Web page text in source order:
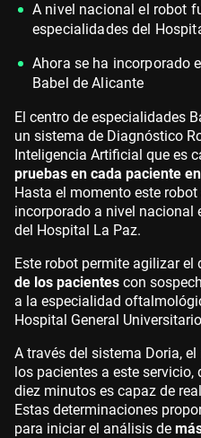
A nivel nacional el robot
especialidades del
Ahora se ha incorporado
Babel de Alicante
El centro de especialidades
un sistema de Diagnóstico
Inteligencia Artificial que es
pruebas en cada paciente
Hasta el momento este
incorporado a nivel nacional
del Hospital La Paz.
Este robot permite agilizar el
de los pacientes con
a la especialidad
Hospital General
A través del sistema Doria,
los pacientes a este
diez minutos es capaz de
Estas determinaciones
para iniciar el análisis de